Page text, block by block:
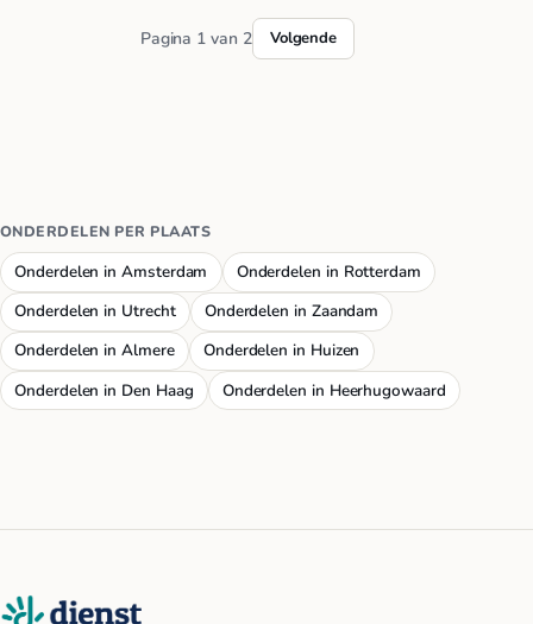
Pagina 1 van 2 Volgende
ONDERDELEN PER PLAATS
Onderdelen in Amsterdam
Onderdelen in Rotterdam
Onderdelen in Utrecht
Onderdelen in Zaandam
Onderdelen in Almere
Onderdelen in Huizen
Onderdelen in Den Haag
Onderdelen in Heerhugowaard